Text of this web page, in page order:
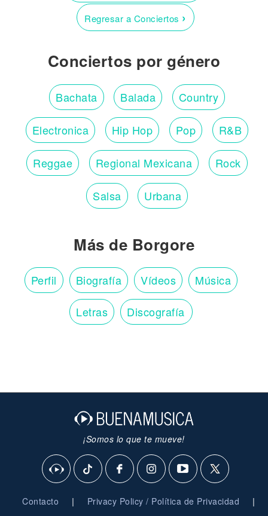
Regresar a Conciertos ›
Conciertos por género
Bachata Balada Country
Electronica Hip Hop Pop R&B
Reggae Regional Mexicana Rock
Salsa Urbana
Más de Borgore
Perfil Biografía Vídeos Música
Letras Discografía
¡Somos lo que te mueve!
Contacto | Privacy Policy / Política de Privacidad |